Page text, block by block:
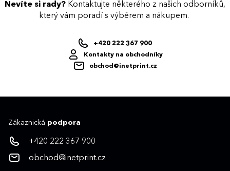
Nevíte si rady? Kontaktujte některého z našich odborníků,
který vám poradí s výběrem a nákupem.
+420 222 367 900
Kontakty na obchodníky
obchod@inetprint.cz
Zákaznická podpora
+420 222 367 900
obchod@inetprint.cz